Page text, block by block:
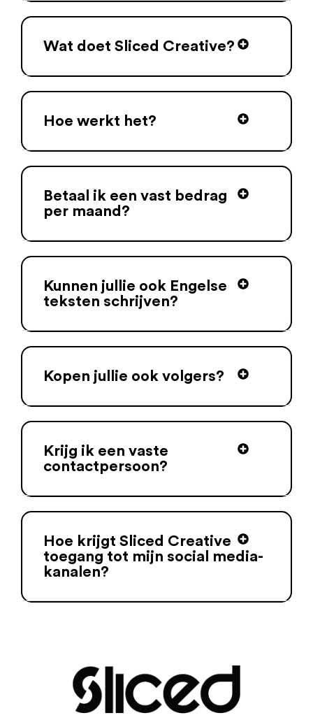
Wat doet Sliced Creative?
Hoe werkt het?
Betaal ik een vast bedrag
per maand?
Kunnen jullie ook Engelse
teksten schrijven?
Kopen jullie ook volgers?
Krijg ik een vaste
contactpersoon?
Hoe krijgt Sliced Creative
toegang tot mijn social media-
kanalen?